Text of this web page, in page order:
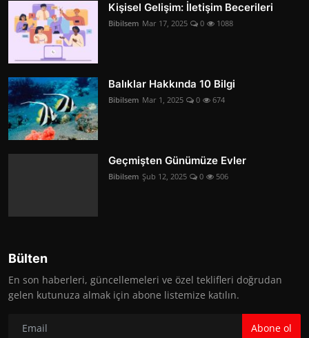
Kişisel Gelişim: İletişim Becerileri
Bibilsem Mar 17, 2025 0 1088
Balıklar Hakkında 10 Bilgi
Bibilsem Mar 1, 2025 0 674
Geçmişten Günümüze Evler
Bibilsem Şub 12, 2025 0 506
Bülten
En son haberleri, güncellemeleri ve özel teklifleri doğrudan
gelen kutunuza almak için abone listemize katılın.
Abone ol